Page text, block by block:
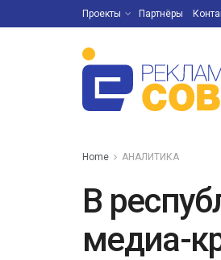
Проекты Партнёры
Home АНАЛИТИКА
В
медиа-